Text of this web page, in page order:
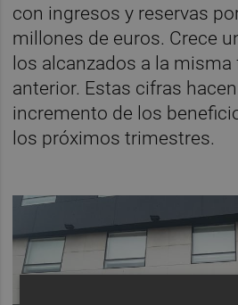
con ingresos y reservas
millones de euros. Crece
los alcanzados a la
anterior. Estas cifras
incremento de los
los próximos trimestres.